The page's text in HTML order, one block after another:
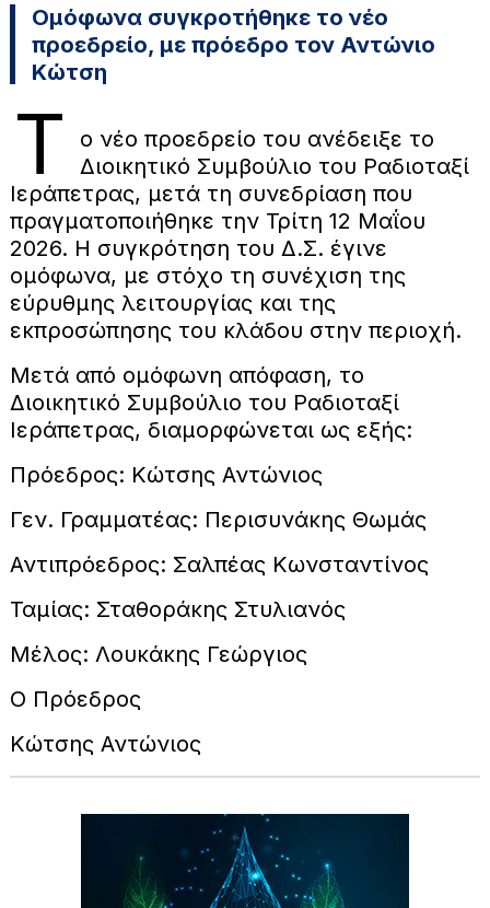
Ομόφωνα συγκροτήθηκε το νέο
προεδρείο, με πρόεδρο τον Αντώνιο
Κώτση
Τ
ο νέο προεδρείο του ανέδειξε το
Διοικητικό Συμβούλιο του Ραδιοταξί
Ιεράπετρας, μετά τη συνεδρίαση που
πραγματοποιήθηκε την Τρίτη 12 Μαΐου
2026. Η συγκρότηση του Δ.Σ. έγινε
ομόφωνα, με στόχο τη συνέχιση της
εύρυθμης λειτουργίας και της
εκπροσώπησης του κλάδου στην περιοχή.
Μετά από ομόφωνη απόφαση, το
Διοικητικό Συμβούλιο του Ραδιοταξί
Ιεράπετρας, διαμορφώνεται ως εξής:
Πρόεδρος: Κώτσης Αντώνιος
Γεν. Γραμματέας: Περισυνάκης Θωμάς
Αντιπρόεδρος: Σαλπέας Κωνσταντίνος
Ταμίας: Σταθοράκης Στυλιανός
Μέλος: Λουκάκης Γεώργιος
Ο Πρόεδρος
Κώτσης Αντώνιος